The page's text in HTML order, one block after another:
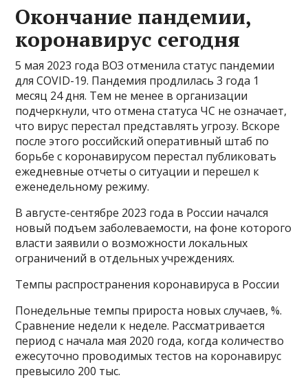
Окончание пандемии,
коронавирус сегодня
5 мая 2023 года ВОЗ отменила статус пандемии
для COVID-19. Пандемия продлилась 3 года 1
месяц 24 дня. Тем не менее в организации
подчеркнули, что отмена статуса ЧС не означает,
что вирус перестал представлять угрозу. Вскоре
после этого российский оперативный штаб по
борьбе с коронавирусом перестал публиковать
ежедневные отчеты о ситуации и перешел к
еженедельному режиму.
В августе-сентябре 2023 года в России начался
новый подъем заболеваемости, на фоне которого
власти заявили о возможности локальных
ограничений в отдельных учреждениях.
Темпы распространения коронавируса в России
Понедельные темпы прироста новых случаев, %.
Сравнение недели к неделе. Рассматривается
период с начала мая 2020 года, когда количество
ежесуточно проводимых тестов на коронавирус
превысило 200 тыс.